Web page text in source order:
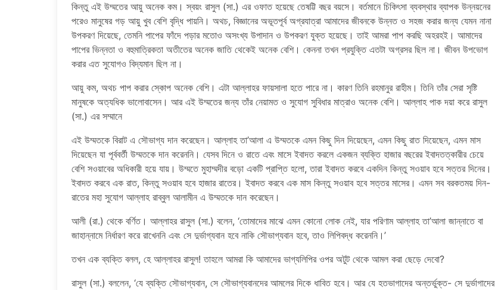
কিন্তু এই উম্মতের আয়ু অনেক কম। স্বয়ং রাসুল (সা.) এর ওফাত হয়েছে তেষট্টি বছর বয়সে। বর্তমানে চিকিৎসা ব্যবস্থার ব্যাপক উন্নয়নের
পরেও মানুষের গড় আয়ু খুব বেশি বৃদ্ধি পায়নি। অথচ, বিজ্ঞানের অভূতপূর্ব অগ্রযাত্রা আমাদের জীবনকে উন্নত ও সহজ করার জন্য যেমন নানা
উপকরণ দিয়েছে, তেমনি পাপের ফাঁদে পড়ার মতোও অসংখ্য উপাদান ও উপকরণ যুক্ত হয়েছে। তাই আমরা পাপ করছি অহরহই। আমাদের
পাপের ভিন্নতা ও বহুমাত্রিকতা অতীতের অনেক জাতি থেকেই অনেক বেশি। কেননা তখন প্রযুক্তি এতটা অগ্রসর ছিল না। জীবন উপভোগ
করার এত সুযোগও বিদ্যমান ছিল না।
আয়ু কম, অথচ পাপ করার স্কোপ অনেক বেশি। এটা আল্লাহর ফায়সালা হতে পারে না। কারণ তিনি রহমানুর রাহীম। তিনি তাঁর সেরা সৃষ্টি
মানুষকে অত্যধিক ভালোবাসেন। আর এই উম্মতের জন্য তাঁর নেয়ামত ও সুযোগ সুবিধার মাত্রাও অনেক বেশি। আল্লাহ পাক দয়া করে রাসুল
(সা.) এর সম্মানে
এই উম্মতকে বিরাট এ সৌভাগ্য দান করেছেন। আল্লাহ তা’আলা এ উম্মতকে এমন কিছু দিন দিয়েছেন, এমন কিছু রাত দিয়েছেন, এমন মাস
দিয়েছেন যা পূর্ববর্তী উম্মতকে দান করেননি। যেসব দিনে ও রাতে এবং মাসে ইবাদত করলে একজন ব্যক্তি হাজার বছরের ইবাদতত্কারীর চেয়ে
বেশি সওয়াবের অধিকারী হয়ে যায়। উম্মতে মুহাম্মদীর বড়ো একটি প্রাপ্তি হলো, তারা ইবাদত করবে একদিন কিন্তু সওয়াব হবে সত্তর দিনের।
ইবাদত করবে এক রাত, কিন্তু সওয়াব হবে হাজার রাতের। ইবাদত করবে এক মাস কিন্তু সওয়াব হবে সত্তর মাসের। এমন সব বরকতময় দিন-
রাতের মহা সুযোগ আল্লাহ রাব্বুল আলামীন এ উম্মতকে দান করেছেন।
আলী (রা.) থেকে বর্ণিত। আল্লাহর রাসুল (সা.) বলেন, ‘তোমাদের মাঝে এমন কোনো লোক নেই, যার পরিণাম আল্লাহ তা’আলা জান্নাতে বা
জাহান্নামে নির্ধারণ করে রাখেননি এবং সে দুর্ভাগ্যবান হবে নাকি সৌভাগ্যবান হবে, তাও লিপিবদ্ধ করেননি।’
তখন এক ব্যক্তি বলল, হে আল্লাহর রাসুল! তাহলে আমরা কি আমাদের ভাগ্যলিপির ওপর অটুট থেকে আমল করা ছেড়ে দেবো?
রাসুল (সা.) বললেন, ‘যে ব্যক্তি সৌভাগ্যবান, সে সৌভাগ্যবানদের আমলের দিকে ধাবিত হবে। আর যে হতভাগাদের অন্তর্ভুক্ত- সে দুর্ভাগাদের